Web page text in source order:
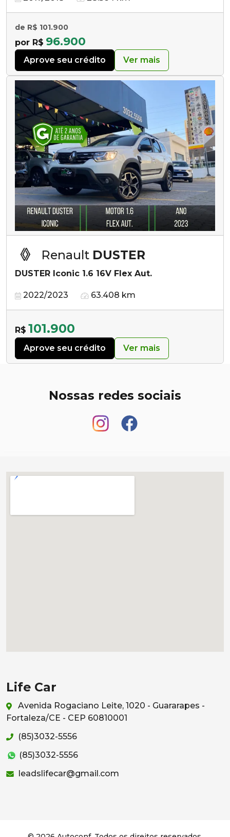
de R$ 101.900
por R$ 96.900
Aprove seu crédito Ver mais
Renault DUSTER
DUSTER Iconic 1.6 16V Flex Aut.
2022/2023 63.408 km
R$ 101.900
Aprove seu crédito Ver mais
Nossas redes sociais
Life Car
Avenida Rogaciano Leite, 1020 - Guararapes -
Fortaleza/CE - CEP 60810001
(85)3032-5556
(85)3032-5556
leadslifecar@gmail.com